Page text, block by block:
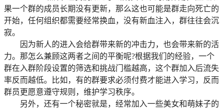
果一个群的成员长期没有更新，那么这也可能是群走向死亡的
开始，任何组织都需要经常换血，没有新血注入，群往往会沉
寂。
因为新人的进入会给群带来新的冲击力，也会带来新的活
力。那怎么兼顾这两者之间的平衡呢?根据我们的经验，一个
群在入群阶段设置的筛选和挑战门槛越高，这个群加入后流失
率反而越低。比如，有的群要求必须付费才能进入学习，反而
群员更愿意遵守规则，维护学习秩序。
另外，还有一个秘密就是，经常加入一些美女和萌妹子的